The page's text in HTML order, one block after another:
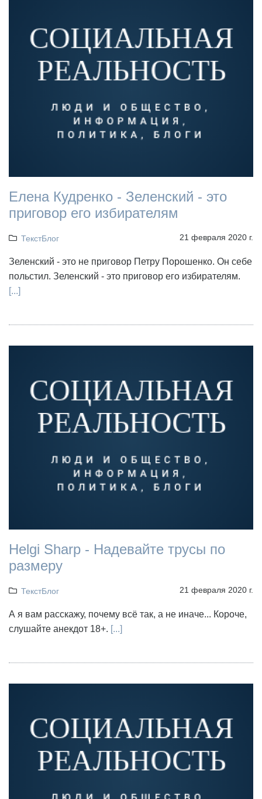
Елена Кудренко - Зеленский - это
приговор его избирателям
ТекстБлог 21 февраля 2020 г.
Зеленский - это не приговор Петру Порошенко. Он себе
польстил. Зеленский - это приговор его избирателям.
[...]
Helgi Sharp - Надевайте трусы по
размеру
ТекстБлог 21 февраля 2020 г.
А я вам расскажу, почему всё так, а не иначе... Короче,
слушайте анекдот 18+. [...]